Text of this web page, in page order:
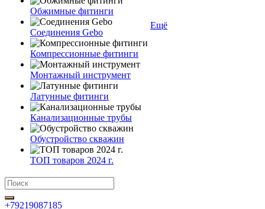
Обжимные фитинги
Соединения Gebo
Компрессионные фитинги
Монтажный инструмент
Латунные фитинги
Канализационные трубы
Обустройство скважин
ТОП товаров 2024 г.
Ещё
+79219087185